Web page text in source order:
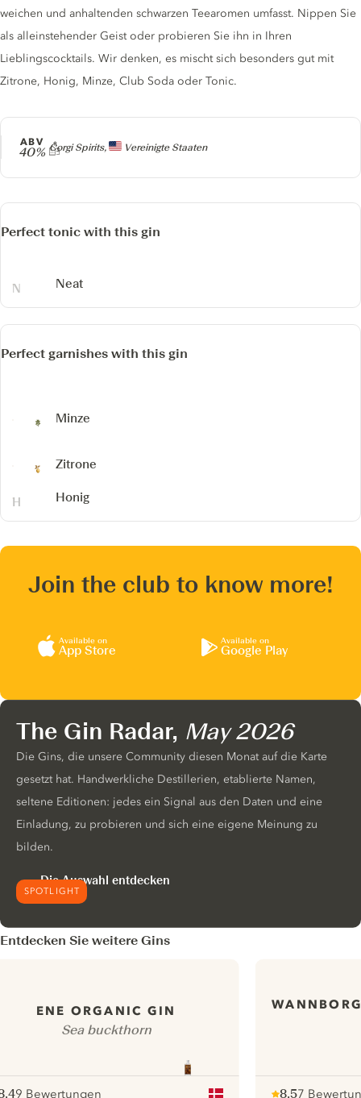
Producer
Corgi Spirits, Vereinigte Staaten
ABV
40%
weichen und anhaltenden schwarzen Teearomen umfasst. Nippen Sie
als alleinstehender Geist oder probieren Sie ihn in Ihren
Lieblingscocktails. Wir denken, es mischt sich besonders gut mit
Zitrone, Honig, Minze, Club Soda oder Tonic.
Perfect tonic with this gin
Neat
Perfect garnishes with this gin
Minze
Zitrone
Honig
Join the club to know more!
Available on
App Store
Available on
Google Play
SPOTLIGHT
The Gin Radar, May 2026
Die Gins, die unsere Community diesen Monat auf die Karte
gesetzt hat. Handwerkliche Destillerien, etablierte Namen,
seltene Editionen: jedes ein Signal aus den Daten und eine
Einladung, zu probieren und sich eine eigene Meinung zu
bilden.
Die Auswahl entdecken
Entdecken Sie weitere Gins
ENE ORGANIC GIN
Sea buckthorn
9 Bewertungen
8.57